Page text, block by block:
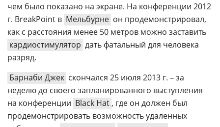
чем было показано на экране. На конференции 2012
г. BreakPoint в Мельбурне он продемонстрировал,
как с расстояния менее 50 метров можно заставить
кардиостимулятор дать фатальный для человека
разряд.
Барнаби Джек скончался 25 июля 2013 г. – за
неделю до своего запланированного выступления
на конференции Black Hat , где он должен был
продемонстрировать возможность удаленных